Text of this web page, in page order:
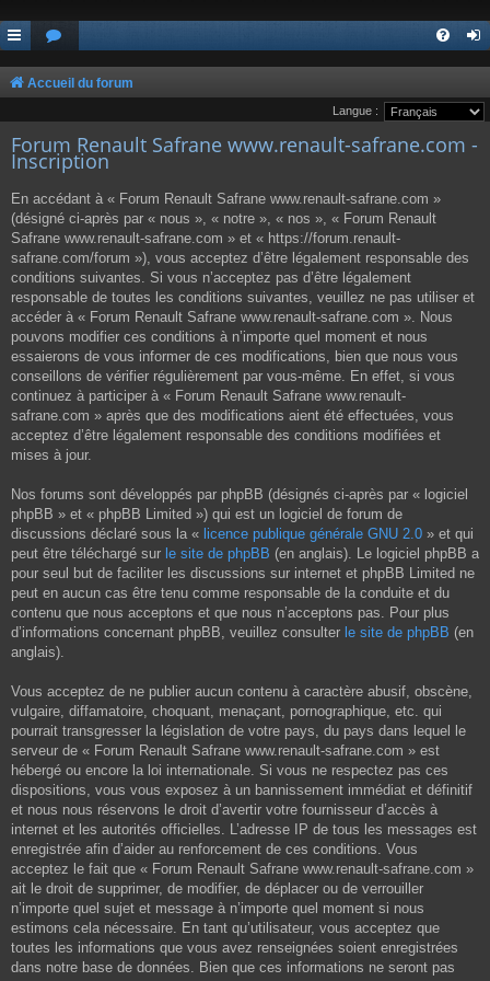
Accueil du forum
Langue :
Forum Renault Safrane www.renault-safrane.com -
Inscription
En accédant à « Forum Renault Safrane www.renault-safrane.com »
(désigné ci-après par « nous », « notre », « nos », « Forum Renault
Safrane www.renault-safrane.com » et « https://forum.renault-
safrane.com/forum »), vous acceptez d’être légalement responsable des
conditions suivantes. Si vous n’acceptez pas d’être légalement
responsable de toutes les conditions suivantes, veuillez ne pas utiliser et
accéder à « Forum Renault Safrane www.renault-safrane.com ». Nous
pouvons modifier ces conditions à n’importe quel moment et nous
essaierons de vous informer de ces modifications, bien que nous vous
conseillons de vérifier régulièrement par vous-même. En effet, si vous
continuez à participer à « Forum Renault Safrane www.renault-
safrane.com » après que des modifications aient été effectuées, vous
acceptez d’être légalement responsable des conditions modifiées et
mises à jour.
Nos forums sont développés par phpBB (désignés ci-après par « logiciel
phpBB » et « phpBB Limited ») qui est un logiciel de forum de
discussions déclaré sous la « licence publique générale GNU 2.0 » et qui
peut être téléchargé sur le site de phpBB (en anglais). Le logiciel phpBB a
pour seul but de faciliter les discussions sur internet et phpBB Limited ne
peut en aucun cas être tenu comme responsable de la conduite et du
contenu que nous acceptons et que nous n’acceptons pas. Pour plus
d’informations concernant phpBB, veuillez consulter le site de phpBB (en
anglais).
Vous acceptez de ne publier aucun contenu à caractère abusif, obscène,
vulgaire, diffamatoire, choquant, menaçant, pornographique, etc. qui
pourrait transgresser la législation de votre pays, du pays dans lequel le
serveur de « Forum Renault Safrane www.renault-safrane.com » est
hébergé ou encore la loi internationale. Si vous ne respectez pas ces
dispositions, vous vous exposez à un bannissement immédiat et définitif
et nous nous réservons le droit d’avertir votre fournisseur d’accès à
internet et les autorités officielles. L’adresse IP de tous les messages est
enregistrée afin d’aider au renforcement de ces conditions. Vous
acceptez le fait que « Forum Renault Safrane www.renault-safrane.com »
ait le droit de supprimer, de modifier, de déplacer ou de verrouiller
n’importe quel sujet et message à n’importe quel moment si nous
estimons cela nécessaire. En tant qu’utilisateur, vous acceptez que
toutes les informations que vous avez renseignées soient enregistrées
dans notre base de données. Bien que ces informations ne seront pas